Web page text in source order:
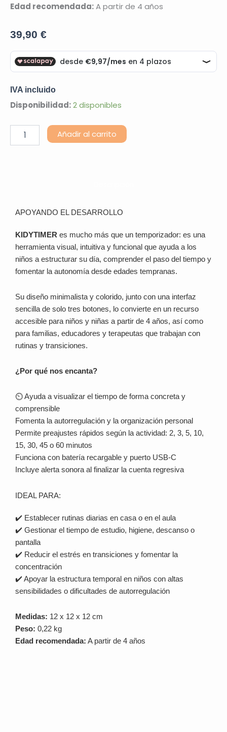
Edad recomendada:A partir de 4 años
39,90 €
IVA incluido
Disponibilidad:2 disponibles
Kidytimer
Añadir al carrito
APOYANDO EL DESARROLLO
KIDYTIMER es mucho más que un temporizador: es una
herramienta visual, intuitiva y funcional que ayuda a los
niños a estructurar su día, comprender el paso del tiempo y
fomentar la autonomía desde edades tempranas.
Su diseño minimalista y colorido, junto con una interfaz
sencilla de solo tres botones, lo convierte en un recurso
accesible para niños y niñas a partir de 4 años, así como
para familias, educadores y terapeutas que trabajan con
rutinas y transiciones.
¿Por qué nos encanta?
⏲️ Ayuda a visualizar el tiempo de forma concreta y
comprensible
Fomenta la autorregulación y la organización personal
Permite preajustes rápidos según la actividad: 2, 3, 5, 10,
15, 30, 45 o 60 minutos
Funciona con batería recargable y puerto USB-C
Incluye alerta sonora al finalizar la cuenta regresiva
IDEAL PARA:
✔️ Establecer rutinas diarias en casa o en el aula
✔️ Gestionar el tiempo de estudio, higiene, descanso o
pantalla
✔️ Reducir el estrés en transiciones y fomentar la
concentración
✔️ Apoyar la estructura temporal en niños con altas
sensibilidades o dificultades de autorregulación
Medidas: 12 x 12 x 12 cm
Peso: 0,22 kg
Edad recomendada: A partir de 4 años